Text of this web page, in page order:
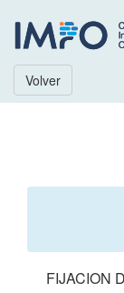
Volver
FIJACION